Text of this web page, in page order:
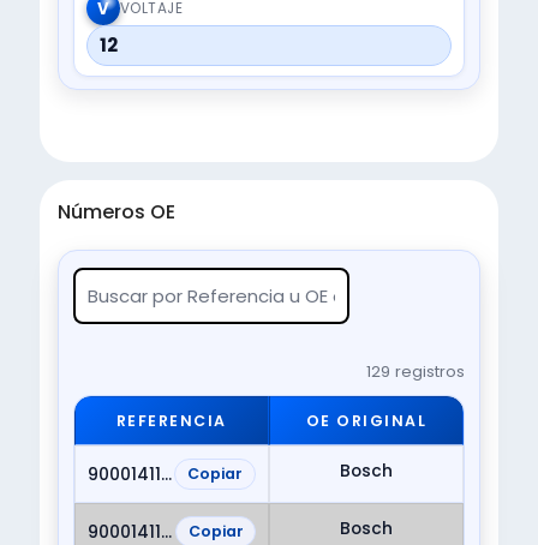
V VOLTAJE
12
Números OE
129 registros
REFERENCIA OE ORIGINAL
9000141101 Copiar Bosch
9000141107 Copiar Bosch